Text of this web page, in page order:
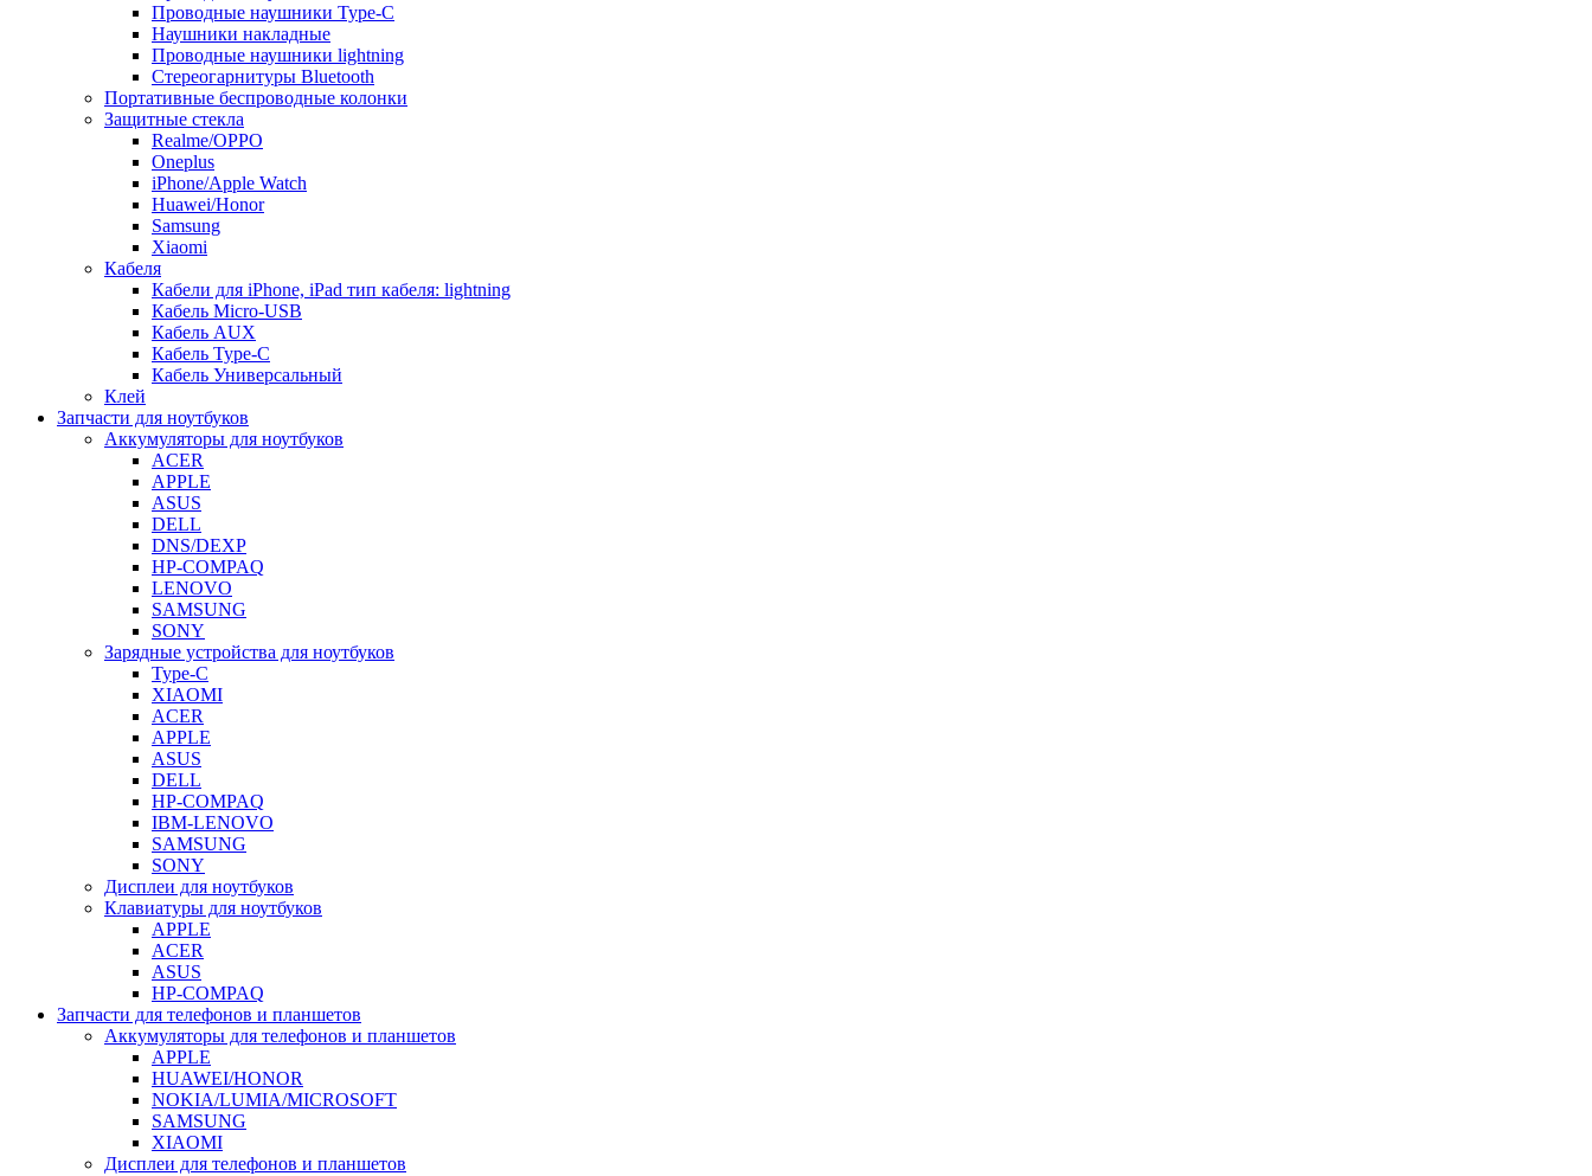
Проводные наушники Type-C
Наушники накладные
Проводные наушники lightning
Стереогарнитуры Bluetooth
Портативные беспроводные колонки
Защитные стекла
Realme/OPPO
Oneplus
iPhone/Apple Watch
Huawei/Honor
Samsung
Xiaomi
Кабеля
Кабели для iPhone, iPad тип кабеля: lightning
Кабель Micro-USB
Кабель AUX
Кабель Type-C
Кабель Универсальный
Клей
Запчасти для ноутбуков
Аккумуляторы для ноутбуков
ACER
APPLE
ASUS
DELL
DNS/DEXP
HP-COMPAQ
LENOVO
SAMSUNG
SONY
Зарядные устройства для ноутбуков
Type-C
XIAOMI
ACER
APPLE
ASUS
DELL
HP-COMPAQ
IBM-LENOVO
SAMSUNG
SONY
Дисплеи для ноутбуков
Клавиатуры для ноутбуков
APPLE
ACER
ASUS
HP-COMPAQ
Запчасти для телефонов и планшетов
Аккумуляторы для телефонов и планшетов
APPLE
HUAWEI/HONOR
NOKIA/LUMIA/MICROSOFT
SAMSUNG
XIAOMI
Дисплеи для телефонов и планшетов